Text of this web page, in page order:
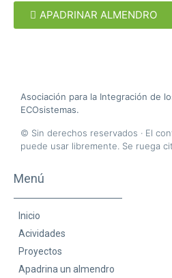
APADRINAR ALMENDRO
Asociación para la Integración de
ECOsistemas.
© Sin derechos reservados · El
puede usar libremente. Se ruega
Menú
Inicio
Acividades
Proyectos
Apadrina un almendro